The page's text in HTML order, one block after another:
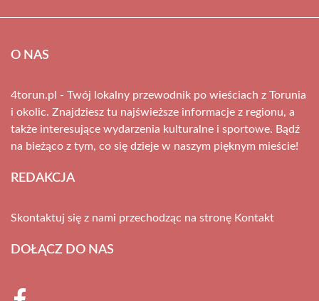
O NAS
4torun.pl - Twój lokalny przewodnik po wieściach z Torunia
i okolic. Znajdziesz tu najświeższe informacje z regionu, a
także interesujące wydarzenia kulturalne i sportowe. Bądź
na bieżąco z tym, co się dzieje w naszym pięknym mieście!
REDAKCJA
Skontaktuj się z nami przechodząc na stronę Kontakt
DOŁĄCZ DO NAS